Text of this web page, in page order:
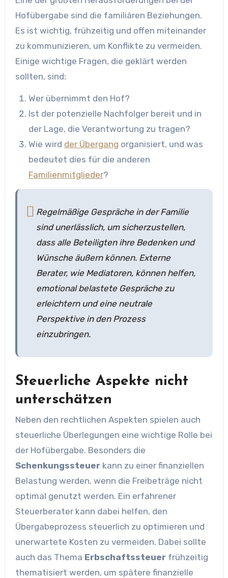
Hofübergabe sind die familiären Beziehungen.
Es ist wichtig, frühzeitig und offen miteinander
zu kommunizieren, um Konflikte zu vermeiden.
Einige wichtige Fragen, die geklärt werden
sollten, sind:
Wer übernimmt den Hof?
Ist der potenzielle Nachfolger bereit und in
der Lage, die Verantwortung zu tragen?
Wie wird der Übergang organisiert, und was
bedeutet dies für die anderen
Familienmitglieder?
Regelmäßige Gespräche in der Familie
sind unerlässlich, um sicherzustellen,
dass alle Beteiligten ihre Bedenken und
Wünsche äußern können. Externe
Berater, wie Mediatoren, können helfen,
emotional belastete Gespräche zu
erleichtern und eine neutrale
Perspektive in den Prozess
einzubringen.
Steuerliche Aspekte nicht
unterschätzen
Neben den rechtlichen Aspekten spielen auch
steuerliche Überlegungen eine wichtige Rolle bei
der Hofübergabe. Besonders die
Schenkungssteuerkann zu einer finanziellen
Belastung werden, wenn die Freibeträge nicht
optimal genutzt werden. Ein erfahrener
Steuerberater kann dabei helfen, den
Übergabeprozess steuerlich zu optimieren und
unerwartete Kosten zu vermeiden. Dabei sollte
auch das Thema Erbschaftssteuerfrühzeitig
thematisiert werden, um spätere finanzielle